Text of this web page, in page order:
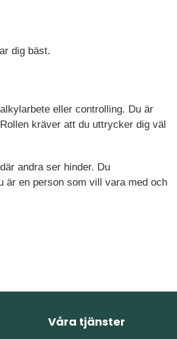
dig bäst.
eller controlling. Du är
kräver att du uttrycker dig väl
andra ser hinder. Du
är en person som vill vara med och
Våra tjänster